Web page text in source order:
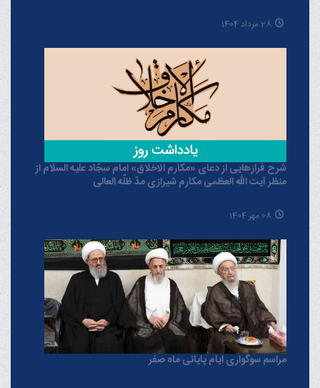
28 مرداد 1404
شرح فرازهایی از دعای «مکارم الاخلاق» امام سجّاد علیه السلام از
منظر آیت الله العظمی مکارم شیرازی مدّ ظلّه العالی
08 مهر 1404
مراسم سوگواری ایام پایانی ماه صفر